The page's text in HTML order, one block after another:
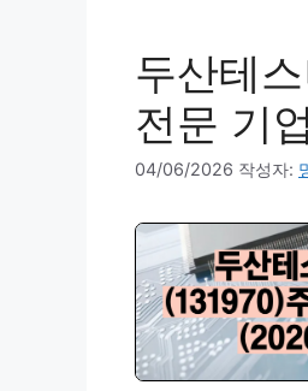
두산테
전문 기
04/06/2026 작성자: